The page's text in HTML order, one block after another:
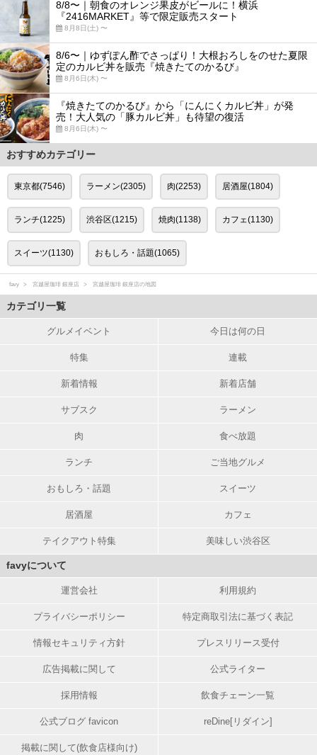
8/8〜｜朝食のオレンジ果皮がビールに！横浜
『2416MARKET』等で限定販売スタート
8月8日(土) 〜
8/6〜｜ゆずぽん酢でさっぱり！大根おろしをのせた夏限
定のカルビ丼を販売『焼きたてのかるび』
8月6日(木) 〜
『焼きたてのかるび』から「にんにくカルビ丼」が発
売！大人気の「豚カルビ丼」も待望の復活
8月6日(木) 〜
おすすめカテゴリー
東京都(7546) ラーメン(2305) 肉(2253) 居酒屋(1804)
ランチ(1225) 渋谷区(1215) 焼肉(1138) カフェ(1130)
スイーツ(1130) おもしろ・話題(1065)
favy 宮越屋珈琲 銀座店 宮越屋珈琲 銀座店の地図
カテゴリ一覧
グルメイベント 今日は何の日
特集 連載
新着情報 新着店舗
サブスク ラーメン
肉 食べ放題
ランチ ご当地グルメ
おもしろ・話題 スイーツ
居酒屋 カフェ
テイクアウト特集 美味しい渋谷区
favyについて
運営会社 利用規約
プライバシーポリシー 特定商取引法に基づく表記
情報セキュリティ方針 プレスリリース受付
広告掲載に関して 公式ライター
採用情報 飲食チェーン一覧
公式ブログ favicon reDine[リダイン]
掲載に関して(飲食店様向け)